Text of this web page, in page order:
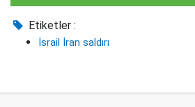
Etiketler :
İsrail İran saldırı